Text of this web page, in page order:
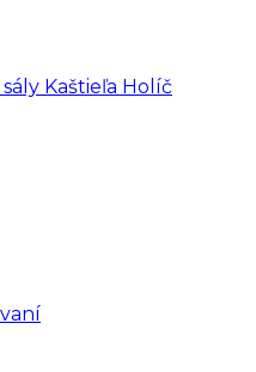
Kaštieľa Holíč